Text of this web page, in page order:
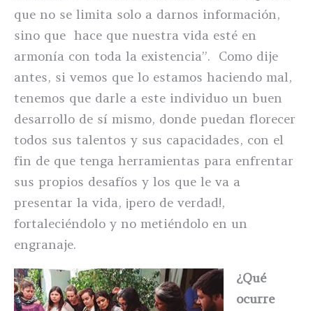
que no se limita solo a darnos información,
sino que hace que nuestra vida esté en
armonía con toda la existencia”. Como dije
antes, si vemos que lo estamos haciendo mal,
tenemos que darle a este individuo un buen
desarrollo de sí mismo, donde puedan florecer
todos sus talentos y sus capacidades, con el
fin de que tenga herramientas para enfrentar
sus propios desafíos y los que le va a
presentar la vida, ¡pero de verdad!,
fortaleciéndolo y no metiéndolo en un
engranaje.
¿Qué
ocurre